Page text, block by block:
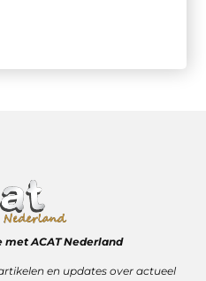
ACAT Nederland
en updates over actueel